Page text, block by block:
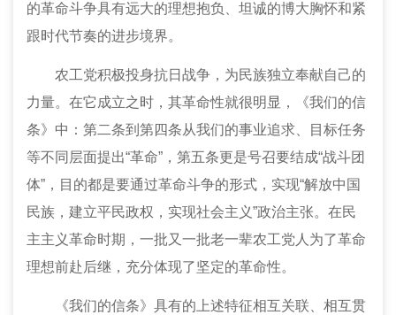
的革命斗争具有远大的理想抱负、坦诚的博大胸怀和紧
跟时代节奏的进步境界。
农工党积极投身抗日战争，为民族独立奉献自己的
力量。在它成立之时，其革命性就很明显，《我们的信
条》中：第二条到第四条从我们的事业追求、目标任务
等不同层面提出“革命”，第五条更是号召要结成“战斗团
体”，目的都是要通过革命斗争的形式，实现“解放中国
民族，建立平民政权，实现社会主义”政治主张。在民
主主义革命时期，一批又一批老一辈农工党人为了革命
理想前赴后继，充分体现了坚定的革命性。
《我们的信条》具有的上述特征相互关联、相互贯